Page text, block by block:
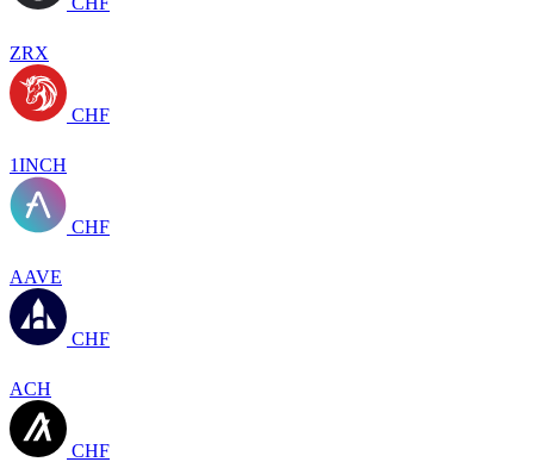
ZRX
CHF
1INCH
CHF
AAVE
CHF
ACH
CHF